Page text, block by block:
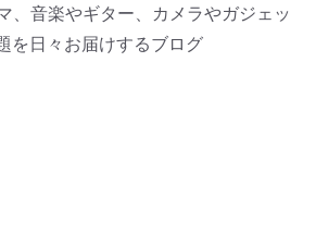
、音楽やギター、カメラやガジェッ
を日々お届けするブログ